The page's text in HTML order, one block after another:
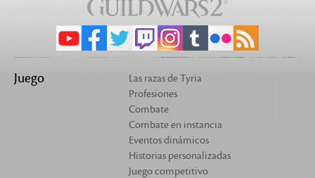
Juego
Las razas de Tyria
Profesiones
Combate
Combate en instancia
Eventos dinámicos
Historias personalizadas
Juego competitivo